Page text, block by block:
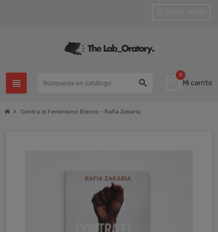
view_headline search
0
Mi carrito
chevron_right Contra el Feminismo Blanco - Rafia Zakaria